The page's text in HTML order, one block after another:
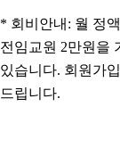
* 회비안내: 월 정
전임교원 2만원을
있습니다. 회원가
드립니다.